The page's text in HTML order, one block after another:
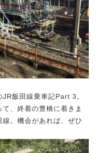
飯田線乗車記Part 3。
、終着の豊橋に着きま
。機会があれば、ぜひ